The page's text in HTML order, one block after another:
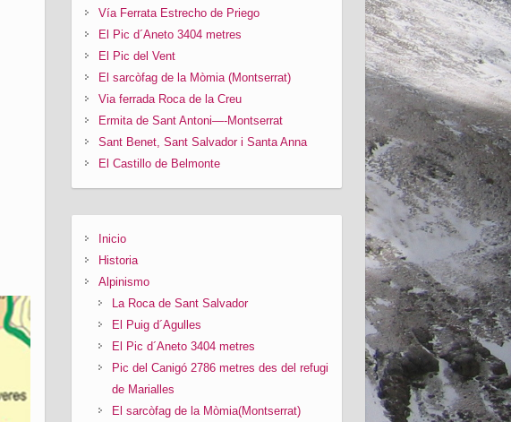
Vía Ferrata Estrecho de Priego
El Pic d´Aneto 3404 metres
El Pic del Vent
El sarcòfag de la Mòmia (Montserrat)
Via ferrada Roca de la Creu
Ermita de Sant Antoni—-Montserrat
Sant Benet, Sant Salvador i Santa Anna
El Castillo de Belmonte
Inicio
Historia
Alpinismo
La Roca de Sant Salvador
El Puig d´Agulles
El Pic d´Aneto 3404 metres
Pic del Canigó 2786 metres des del refugi
de Marialles
El sarcòfag de la Mòmia(Montserrat)